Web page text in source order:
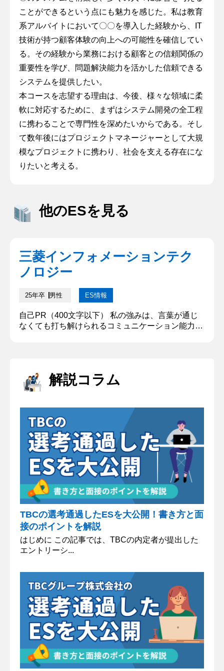
ことができるという点にも魅力を感じた。私は教育
系アルバイトにおいて〇〇を導入した経験から、IT
技術が持つ顧客体験の向上への可能性を確信してい
る。その経験から業務における顧客との信頼関係の
重要性を学び、問題解決能力を活かした信頼できる
システムを提供したい。
本コースを志望する理由は、今後、様々な領域に柔
軟に対応するために、まずはシステム開発の全工程
に携わることで専門性を深めたいからである。そし
て数年後にはプロジェクトマネージャーとして大規
模なプロジェクトに携わり、社会を支える存在にな
りたいと考える。
他のESを見る
三菱インフォメーションテク
ノロジー
25年卒 男性 ES情報
自己PR（400文字以下） 私の強みは、言葉が通じ
なくても打ち解けられるコミュニケーション能力で
日できなかった多くの留学生と私たちの学生生活を
繋げることに成功した。 さらにコロナ後、ドイツか
解説コラム
TBCの選考通過したESを大公開！書き方と面
接のポイントを解説
はじめに この記事では、TBCの内定者が提出した
エントリーシ...